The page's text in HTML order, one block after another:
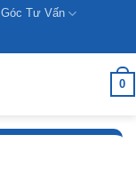
Góc Tư Vấn
0